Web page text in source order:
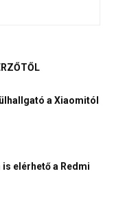
a Xiaomitól
elérhető a Redmi